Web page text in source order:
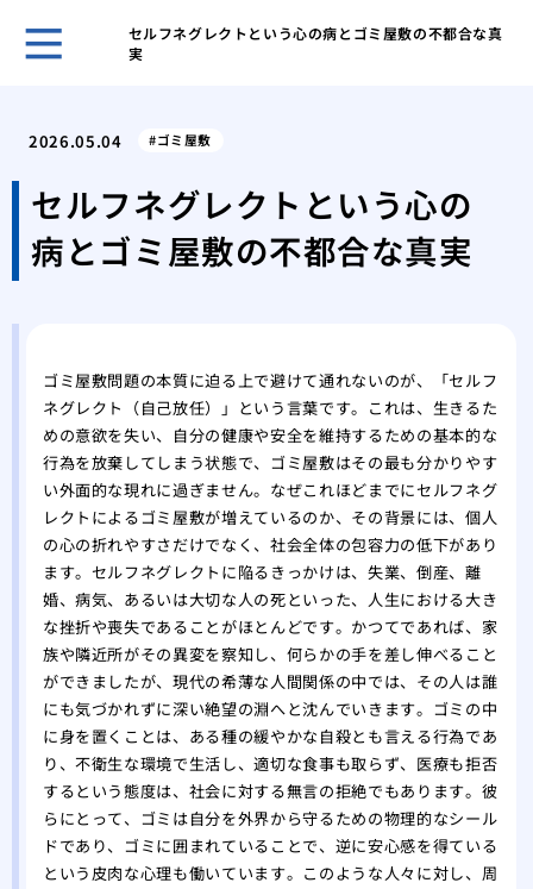
セルフネグレクトという心の病とゴミ屋敷の不都合な真
実
１
方
ゴ
が
ゴ
家
2026.05.04 ゴミ屋敷
セルフネグレクトという心の
病とゴミ屋敷の不都合な真実
ゴミ屋敷問題の本質に迫る上で避けて通れないのが、「セルフ
ネグレクト（自己放任）」という言葉です。これは、生きるた
めの意欲を失い、自分の健康や安全を維持するための基本的な
行為を放棄してしまう状態で、ゴミ屋敷はその最も分かりやす
い外面的な現れに過ぎません。なぜこれほどまでにセルフネグ
レクトによるゴミ屋敷が増えているのか、その背景には、個人
の心の折れやすさだけでなく、社会全体の包容力の低下があり
ます。セルフネグレクトに陥るきっかけは、失業、倒産、離
婚、病気、あるいは大切な人の死といった、人生における大き
な挫折や喪失であることがほとんどです。かつてであれば、家
族や隣近所がその異変を察知し、何らかの手を差し伸べること
ができましたが、現代の希薄な人間関係の中では、その人は誰
にも気づかれずに深い絶望の淵へと沈んでいきます。ゴミの中
に身を置くことは、ある種の緩やかな自殺とも言える行為であ
り、不衛生な環境で生活し、適切な食事も取らず、医療も拒否
するという態度は、社会に対する無言の拒絶でもあります。彼
らにとって、ゴミは自分を外界から守るための物理的なシール
ドであり、ゴミに囲まれていることで、逆に安心感を得ている
という皮肉な心理も働いています。このような人々に対し、周